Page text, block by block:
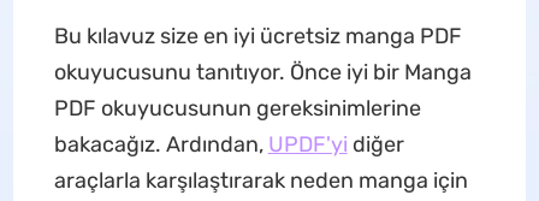
Bu kılavuz size en iyi ücretsiz manga PDF
okuyucusunu tanıtıyor. Önce iyi bir Manga
PDF okuyucusunun gereksinimlerine
bakacağız. Ardından, UPDF'yi diğer
araçlarla karşılaştırarak neden manga için